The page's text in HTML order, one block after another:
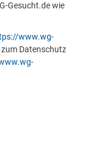
Gesucht.de wie
www.wg-
Datenschutz